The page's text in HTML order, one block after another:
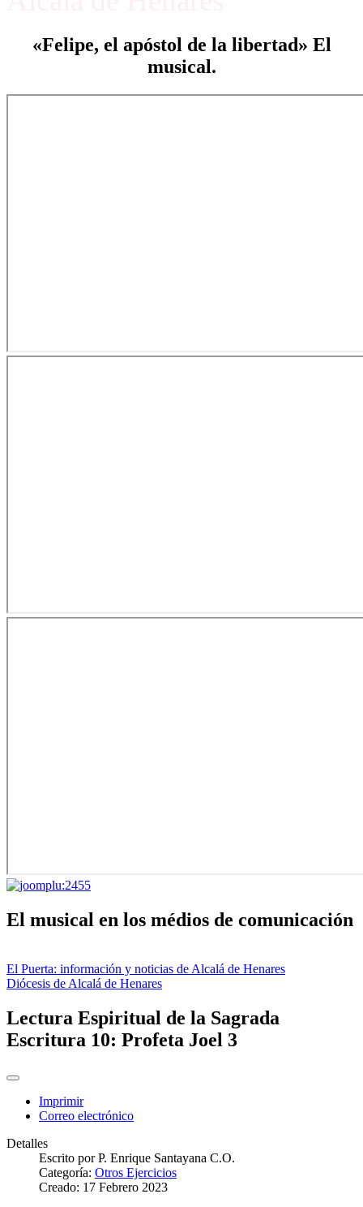
«Felipe, el apóstol de la libertad» El
musical.
El musical en los médios de comunicación
El Puerta: información y noticias de Alcalá de Henares
Diócesis de Alcalá de Henares
Lectura Espiritual de la Sagrada
Escritura 10: Profeta Joel 3
Imprimir
Correo electrónico
Detalles
Escrito porP. Enrique Santayana C.O.
Categoría: Otros Ejercicios
Creado: 17 Febrero 2023